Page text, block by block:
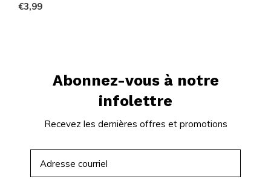
€3,99
Abonnez-vous à notre
infolettre
Recevez les dernières offres et promotions